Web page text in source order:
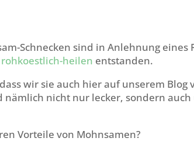
Schnecken sind in Anlehnung eines
rohkoestlich-heilen entstanden.
wir sie auch hier auf unserem Blog
nämlich nicht nur lecker, sondern
Vorteile von Mohnsamen?